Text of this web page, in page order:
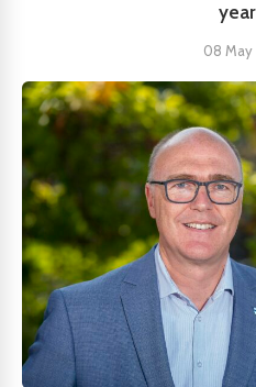
08 May